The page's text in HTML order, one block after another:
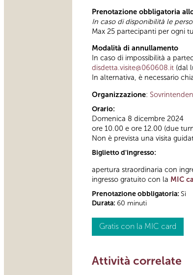
Prenotazione obbligatoria
In caso di disponibilità le
Max 25 partecipanti per ogni
Modalità di annullamento
In caso di impossibilità a
disdetta.visite@060608.it (dal
In alternativa, è necessario
Organizzazione:
Orario:
Domenica 8 dicembre 2024
ore 10.00 e ore 12.00 (due
Non è prevista una visita
Biglietto d'ingresso:
apertura straordinaria con
ingresso gratuito con la MIC
Prenotazione obbligatoria: Sì
Durata: 60 minuti
Gratis con la MIC card
Attività correlate